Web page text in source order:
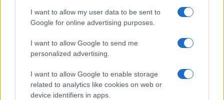
I want to allow my user data to be sent to
Google for online advertising purposes.
I want to allow Google to send me
personalized advertising.
I want to allow Google to enable storage
related to analytics like cookies on web or
device identifiers in apps.
Η ΣΤΗΛΗ ΜΑΣ